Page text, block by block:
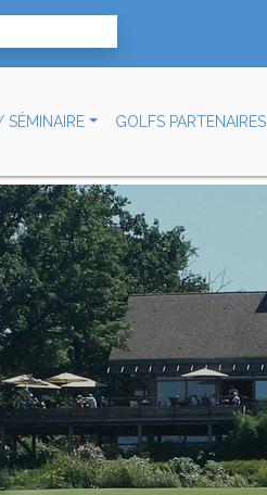
SÉMINAIRE GOLFS PARTENAIRES